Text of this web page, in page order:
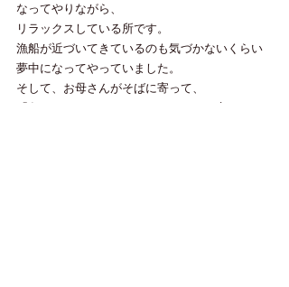
なってやりながら、
リラックスしている所です。
漁船が近づいてきているのも気づかないくらい
夢中になってやっていました。
そして、お母さんがそばに寄って、